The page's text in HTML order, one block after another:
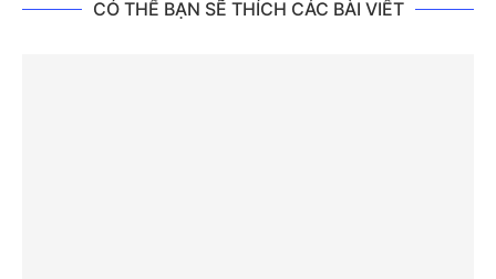
CÓ THỂ BẠN SẼ THÍCH CÁC BÀI VIẾT